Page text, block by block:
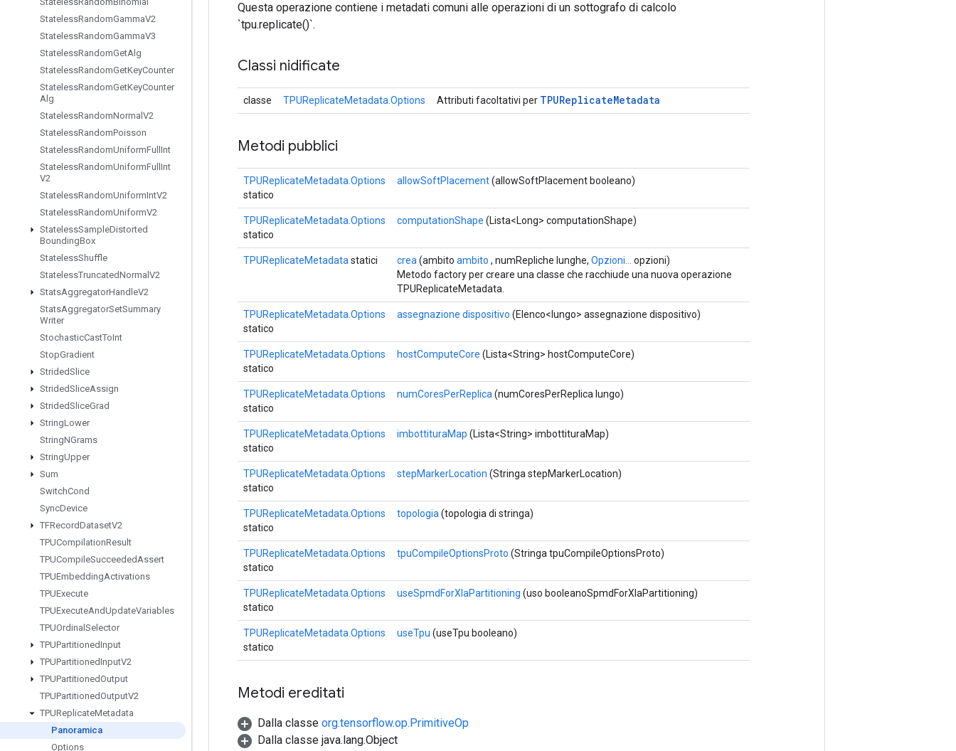
StatelessRandomGammaV2
StatelessRandomGammaV3
StatelessRandomGetAlg
StatelessRandomGetKeyCounter
StatelessRandomGetKeyCounter
Alg
StatelessRandomNormal V2
StatelessRandomPoisson
StatelessRandomUniformFull Int
StatelessRandomUniformFull Int
V2
StatelessRandomUniformIntV2
StatelessRandomUniformV2
StatelessSampleDistorted
BoundingBox
StatelessShuffle
StatelessTruncatedNormal V2
StatsAggregatorHandleV2
StatsAggregatorSetSummary
Writer
StochasticCastToInt
StopGradient
StridedSlice
StridedSliceAssign
StridedSliceGrad
StringLower
StringNGrams
StringUpper
Sum
SwitchCond
SyncDevice
TFRecordDatasetV2
TPUCompilationResult
TPUCompileSucceededAssert
TPUEmbeddingActivations
TPUExecute
TPUExecuteAndUpdateVariables
TPUOrdinal Selector
TPUPartitionedInput
TPUPartitionedInputV2
TPUPartitionedOutput
TPUPartitionedOutputV2
TPUReplicateMetadata
Panoramica
Options
Questa operazione contiene i metadati comuni alle operazioni di un sottografo di calcolo
`tpu.replicate()`.
Classi nidificate
classe TPUReplicateMetadata.Options Attributi facoltativi per TPUReplicateMetadata
Metodi pubblici
TPUReplicateMetadata.Options
statico
allowSoftPlacement(allowSoftPlacement booleano)
TPUReplicateMetadata.Options
statico
computationShape (Lista<Long> computationShape)
TPUReplicateMetadata statici crea (ambito ambito , numRepliche lunghe, Opzioni...
opzioni)
Metodo factory per creare una classe che racchiude una nuova operazione
TPUReplicateMetadata.
TPUReplicateMetadata.Options
statico
assegnazione dispositivo (Elenco<lungo> assegnazione dispositivo)
TPUReplicateMetadata.Options
statico
hostComputeCore (Lista<String> hostComputeCore)
TPUReplicateMetadata.Options
statico
numCoresPerReplica (numCoresPerReplica lungo)
TPUReplicateMetadata.Options
statico
imbottituraMap (Lista<String> imbottituraMap)
TPUReplicateMetadata.Options
statico
stepMarkerLocation (Stringa stepMarkerLocation)
TPUReplicateMetadata.Options
statico
topologia (topologia di stringa)
TPUReplicateMetadata.Options
statico
tpuCompileOptionsProto (Stringa tpuCompileOptionsProto)
TPUReplicateMetadata.Options
statico
useSpmdForXlaPartitioning (uso booleanoSpmdForXlaPartitioning)
TPUReplicateMetadata.Options
statico
useTpu (useTpu booleano)
Metodi ereditati
Dalla classe org.tensorflow.op.PrimitiveOp
Dalla classe java.lang.Object